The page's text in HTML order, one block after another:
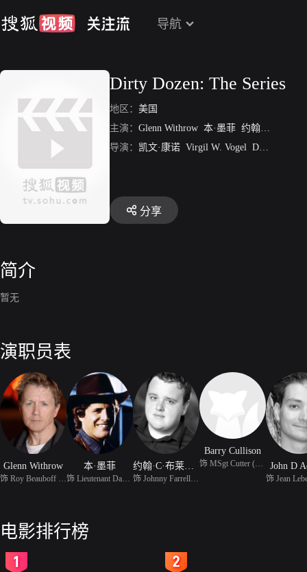
导航
Dirty Dozen: The Series
地区： 美国
主演： Glenn Withrow 本·墨菲 约翰·C·布莱德利
导演： 凯文·康诺 Virgil W. Vogel Douglas Hickox
分享
简介
暂无
演职员表
Glenn Withrow 本·墨菲
Barry Cullison
饰 MSgt Cutter (7 episo John D
电影排行榜